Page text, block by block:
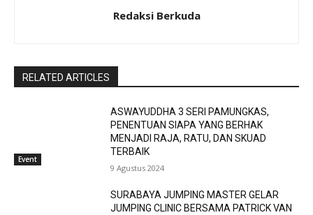
Redaksi Berkuda
RELATED ARTICLES
Event
ASWAYUDDHA 3 SERI PAMUNGKAS,
PENENTUAN SIAPA YANG BERHAK
MENJADI RAJA, RATU, DAN SKUAD
TERBAIK
9 Agustus 2024
SURABAYA JUMPING MASTER GELAR
JUMPING CLINIC BERSAMA PATRICK VAN